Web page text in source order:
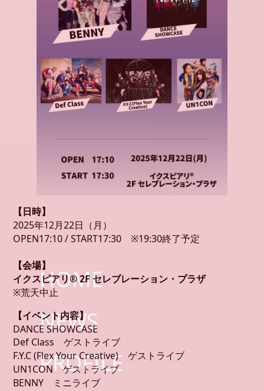
HOME
NEWS
PROFILE
【日時】
2025年12月22日（月）
OPEN17:10 / START17:30 ※19:30終了予定
【会場】
イクスピアリ® 2F セレブレーション・プラザ
※荒天中止
【イベント内容】
DANCE SHOWCASE
Def Class ゲストライブ
F.Y.C (Flex Your Creative) ゲストライブ
UN1CON ゲストライブ
BENNY ミニライブ